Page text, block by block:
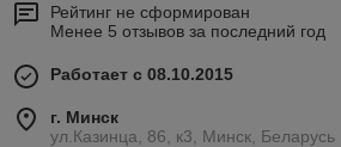
Рейтинг не сформирован
Менее 5 отзывов за последний год
Работает с 08.10.2015
г. Минск
ул.Казинца, 86, к3, Минск, Беларусь